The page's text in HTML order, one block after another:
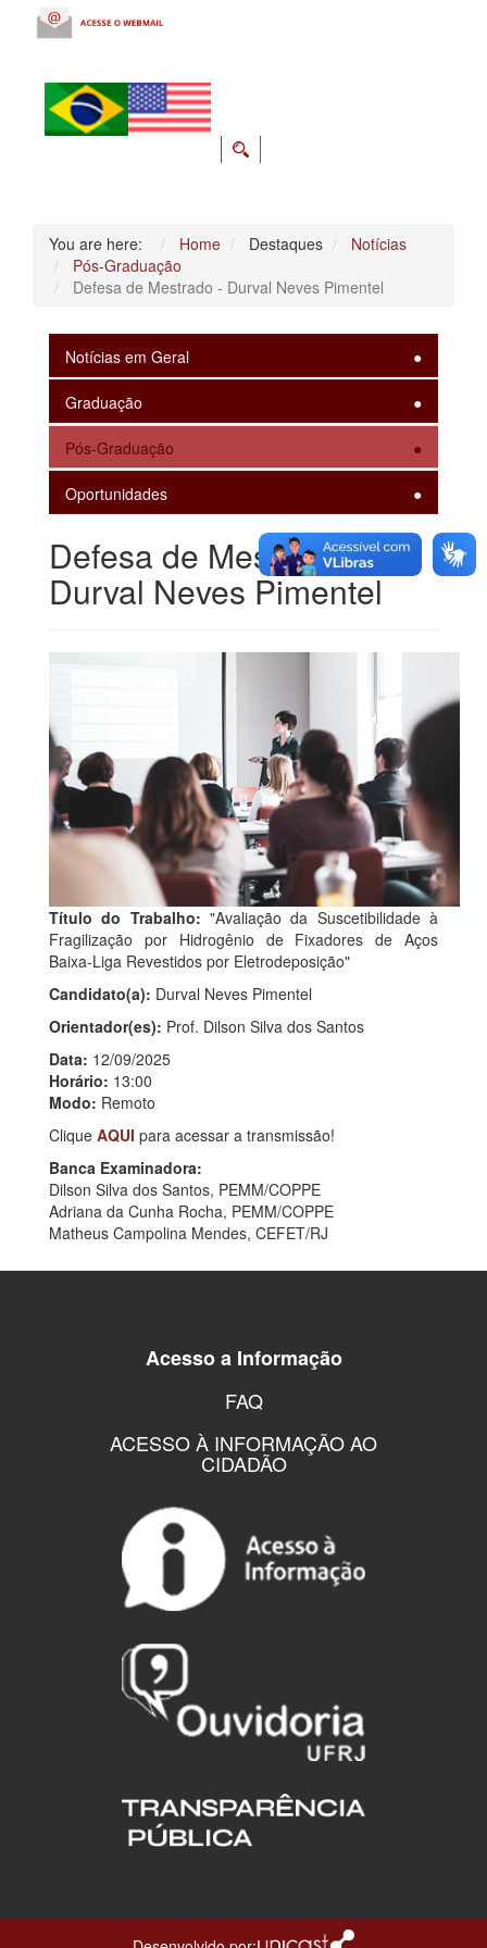
You are here: Home Destaques
Notícias
Pós-Graduação
Defesa de Mestrado - Durval Neves Pimentel
Notícias em Geral
Graduação
Pós-Graduação
Oportunidades
Defesa de Mestrado -
Durval Neves Pimentel
Título do Trabalho: "Avaliação da Suscetibilidade à
Fragilização por Hidrogênio de Fixadores de Aços
Baixa-Liga Revestidos por Eletrodeposição"
Candidato(a): Durval Neves Pimentel
Orientador(es): Prof. Dilson Silva dos Santos
Data: 12/09/2025
Horário: 13:00
Modo: Remoto
Clique AQUI para acessar a transmissão!
Banca Examinadora:
Dilson Silva dos Santos, PEMM/COPPE
Adriana da Cunha Rocha, PEMM/COPPE
Matheus Campolina Mendes, CEFET/RJ
Acesso a Informação
FAQ
ACESSO À INFORMAÇÃO AO
CIDADÃO